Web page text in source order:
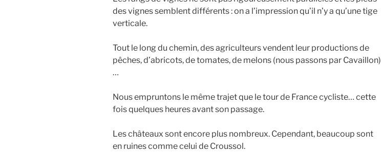
des vignes semblent différents : on a l’impression qu’il n’y a qu’une tige
verticale.
Tout le long du chemin, des agriculteurs vendent leur productions de
pêches, d’abricots, de tomates, de melons (nous passons par Cavaillon)
…
Nous empruntons le même trajet que le tour de France cycliste… cette
fois quelques heures avant son passage.
Les châteaux sont encore plus nombreux. Cependant, beaucoup sont
en ruines comme celui de Croussol.